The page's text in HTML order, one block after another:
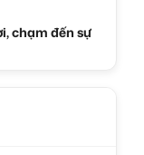
chạm đến sự